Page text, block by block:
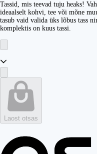
Tassid, mis teevad tuju heaks!
ideaalselt kohvi, tee või mõne
tasub vaid valida üks lõbus tass
komplektis on kuus tassi.
Laost otsas